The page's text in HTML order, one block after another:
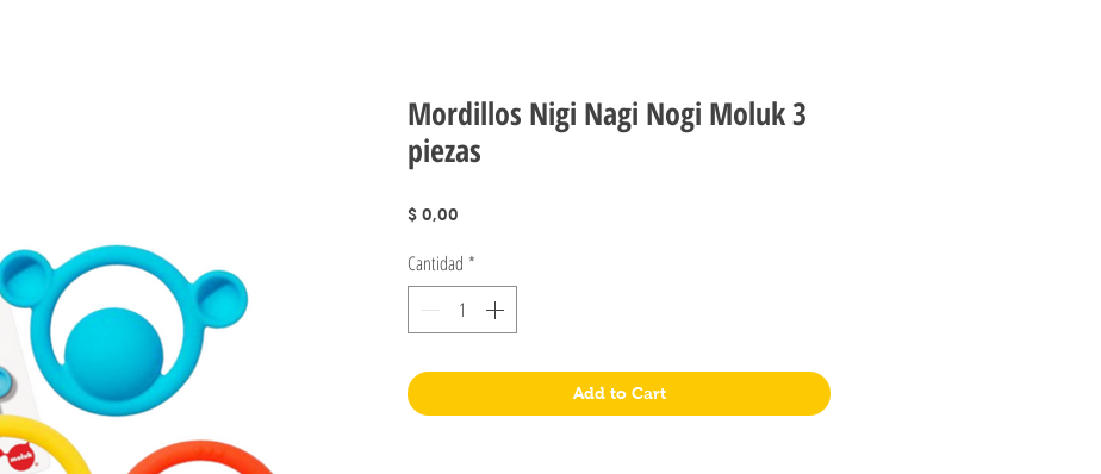
Mordillos Nigi Nagi Nogi Moluk 3
piezas
$ 0,00
Cantidad *
Add to Cart